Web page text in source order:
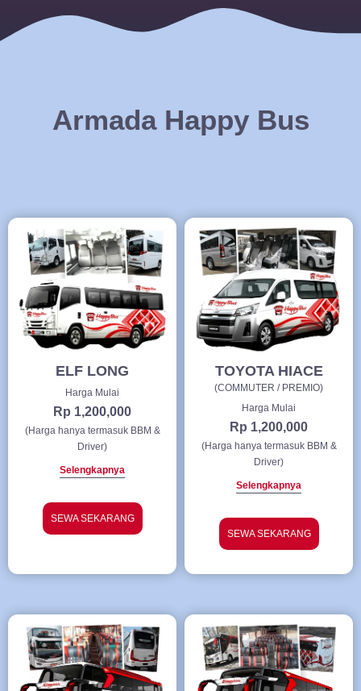
Armada Happy Bus
ELF LONG
Harga Mulai
Rp 1,200,000
(Harga hanya termasuk BBM &
Driver)
Selengkapnya
SEWA SEKARANG
TOYOTA HIACE
(COMMUTER / PREMIO)
Harga Mulai
Rp 1,200,000
(Harga hanya termasuk BBM &
Driver)
Selengkapnya
SEWA SEKARANG